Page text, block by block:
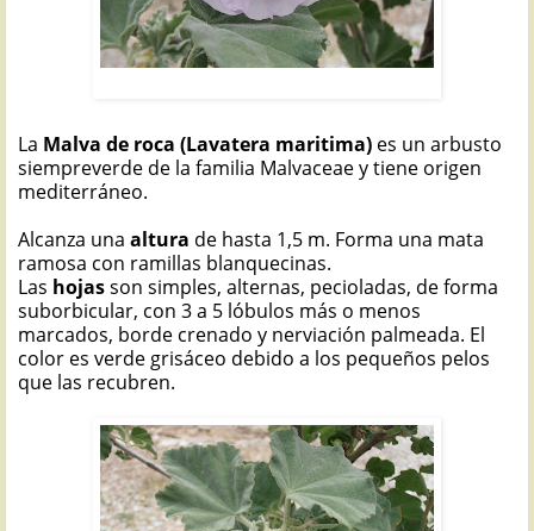
La Malva de roca (Lavatera maritima) es un arbusto
siempreverde de la familia Malvaceae y tiene origen
mediterráneo.
Alcanza una altura de hasta 1,5 m. Forma una mata
ramosa con ramillas blanquecinas.
Las hojasson simples, alternas, pecioladas, de forma
suborbicular, con 3 a 5 lóbulos más o menos
marcados, borde crenado y nerviación palmeada. El
color es verde grisáceo debido a los pequeños pelos
que las recubren.